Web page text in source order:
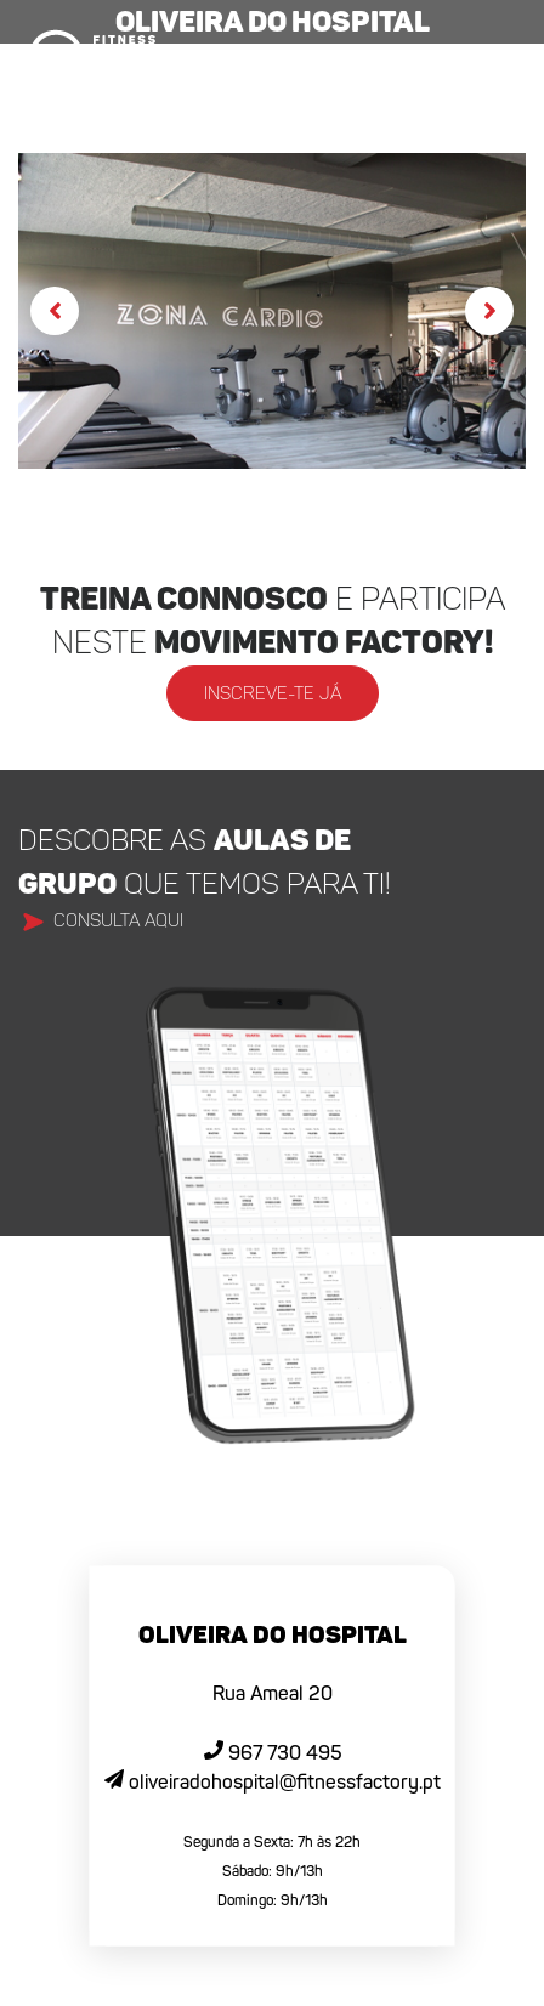
Oliveira do Hospital
Treina Connosco e participa
neste movimento factory!
INSCREVE-TE JÁ
DESCOBRE AS AULAS DE
GRUPO QUE TEMOS PARA TI!
CONSULTA AQUI
Oliveira do Hospital
Rua Ameal 20
967 730 495
oliveiradohospital@fitnessfactory.pt
Segunda a Sexta: 7h às 22h
Sábado: 9h/13h
Domingo: 9h/13h